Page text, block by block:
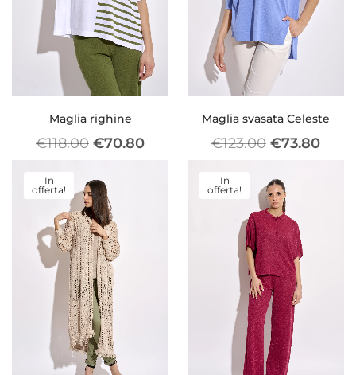
Maglia righine
€118.00 €70.80
Maglia svasata Celeste
€123.00 €73.80
In
offerta!
In
offerta!